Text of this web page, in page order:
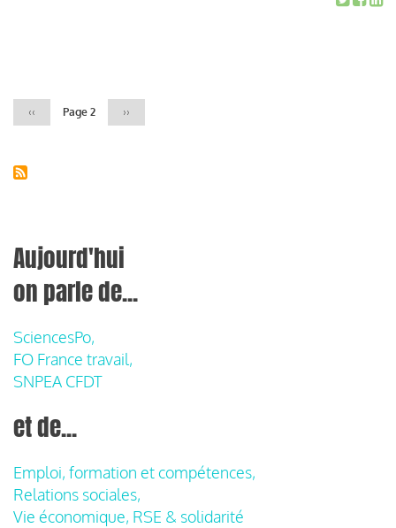
Page
précédente
‹‹ Page 2
Page
suivante
››
Aujourd'hui
on parle de...
SciencesPo,
FO France travail,
SNPEA CFDT
et de...
Emploi, formation et compétences,
Relations sociales,
Vie économique, RSE & solidarité